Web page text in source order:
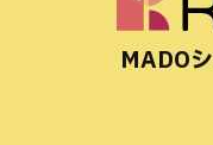
MADO